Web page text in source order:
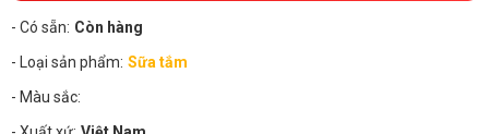
- Có sẵn: Còn hàng
- Loại sản phẩm: Sữa tắm
- Màu sắc: